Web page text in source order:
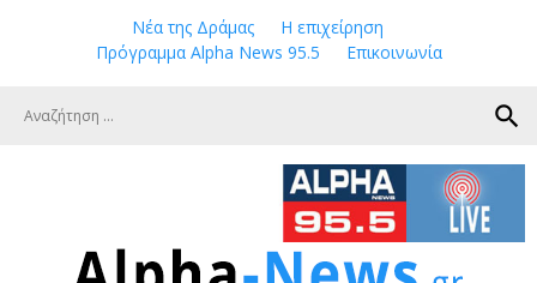
Νέα της Δράμας
Η επιχείρηση
Πρόγραμμα Alpha News 95.5
Επικοινωνία
search